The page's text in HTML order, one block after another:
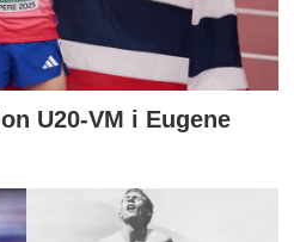
U20-VM i Eugene